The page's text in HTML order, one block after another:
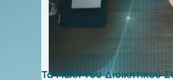
Τα Μέλη του Διοικητικού